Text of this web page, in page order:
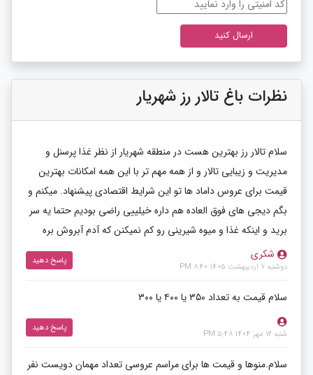
نظرات باغ تالار رز شهریار
سلام تالار رز بهترین هست در منطقه شهریار از نظر غذا پرسنل و
مدیریت و زیبایی تالار و از همه مهم تر با این همه امکانات بهترین
قیمت برای عروس داماد ها تو این شرایط اقتصادی پیشنهاد. میکنم و
بگم دیجی های فوق العاده هم داره خیلییی راضی بودیم حتما یه سر
برید و اینکه غذا و میوه شیرینی رو کم نمیکنن که آدم آبروش بره
شکری
دوشنبه 7 اردیبهشت 1405 8:40 PM
پاسخ دهید
سلام قیمت به تعداد ۳۵۰ یا ۴۰۰ یا ۳۰۰
شنبه 12 مهر 1404 5:48 PM
پاسخ دهید
سلام.منوها و قیمت ها برای مراسم عروسی تعداد مهمان دویست نفر